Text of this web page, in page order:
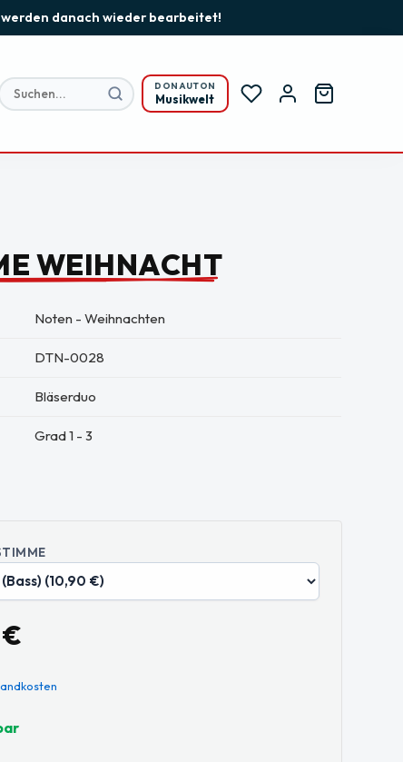
werden danach wieder bearbeitet!
DONAUTON
Musikwelt
WEIHNACHT
Noten - Weihnachten
DTN-0028
Bläserduo
Grad 1 - 3
€